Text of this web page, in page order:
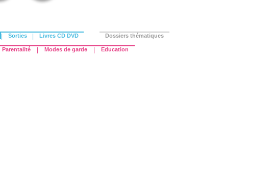
Sorties Livres CD DVD Dossiers thématiques
Parentalité Modes de garde Education